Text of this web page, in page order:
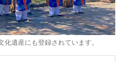
遺産にも登録されています。